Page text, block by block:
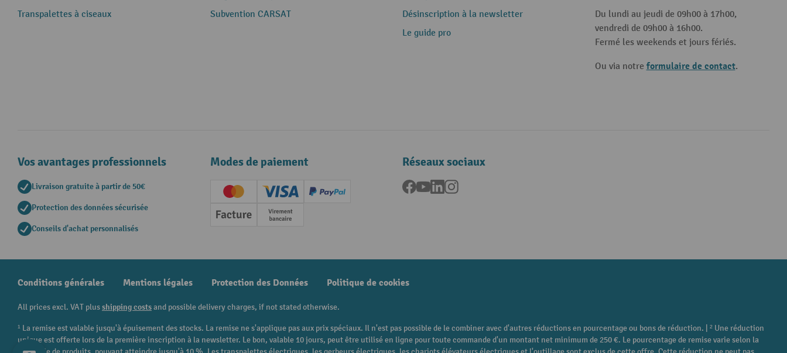
Transpalettes à ciseaux
Subvention CARSAT
Désinscription à la newsletter
Le guide pro
Du lundi au jeudi de 09h00 à 17h00,
vendredi de 09h00 à 16h00.
Fermé les weekends et jours fériés.
Ou via notre formulaire de contact.
Vos avantages professionnels
Livraison gratuite à partir de 50€
Protection des données sécurisée
Conseils d'achat personnalisés
Modes de paiement
Creditcard (Master)Creditcard (Visa)
PayPal
Facture Paiement anticipé
Réseaux sociaux
Facebook
YouTubeLinkedInInstagram
Conditions générales Mentions légales Protection des Données Politique de cookies
All prices excl. VAT plusshipping costsand possible delivery charges, if not stated otherwise.
¹ La remise est valable jusqu'à épuisement des stocks. La remise ne s'applique pas aux prix spéciaux. Il n'est pas possible de le combiner avec d'autres réductions en pourcentage ou bons de réduction. | ² Une réduction
unique est offerte lors de la première inscription à la newsletter. Le bon, valable 10 jours, peut être utilisé en ligne pour toute commande d'un montant net minimum de 250 €. Le pourcentage de remise varie selon la